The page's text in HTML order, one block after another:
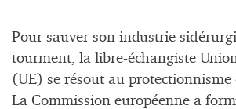
Pour sauver son industrie
tourment, la libre-échangiste
(UE) se résout au protectionnisme
La Commission européenne a